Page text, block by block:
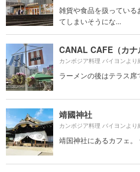
雑貨や食品を扱ってい
てしまいそうにな...
CANAL CAFE（カナ
カンボジア料理 バイヨンより
ラーメンの後はテラス席
靖國神社
カンボジア料理 バイヨンより
靖国神社にあるカフェ。